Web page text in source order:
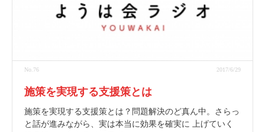
No.76 2017/6/29
施策を実現する支援策とは
施策を実現する支援策とは？問題解決のど真ん中。さらっ
と話が進みながら、実は本当に効果を確実に 上げていく